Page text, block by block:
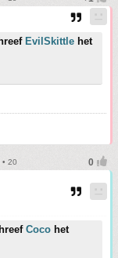
EvilSkittle het
20
Coco het